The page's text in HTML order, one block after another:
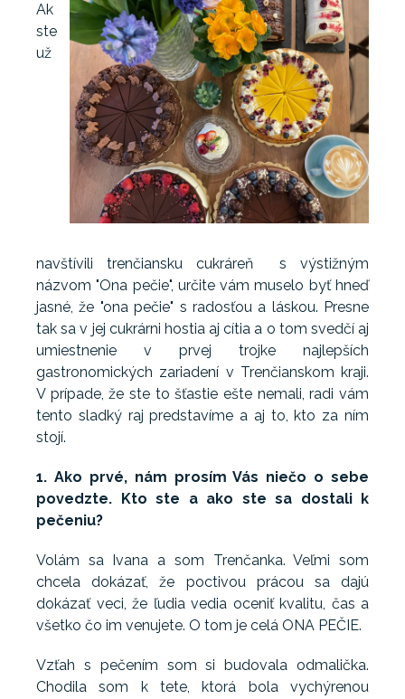
Ak
ste
už
navštívili trenčiansku cukráreň s výstižným
názvom "Ona pečie", určite vám muselo byť hneď
jasné, že "ona pečie" s radosťou a láskou. Presne
tak sa v jej cukrárni hostia aj cítia a o tom svedčí aj
umiestnenie v prvej trojke najlepších
gastronomických zariadení v Trenčianskom kraji.
V prípade, že ste to šťastie ešte nemali, radi vám
tento sladký raj predstavíme a aj to, kto za ním
stojí.
1. Ako prvé, nám prosím Vás niečo o sebe
povedzte. Kto ste a ako ste sa dostali k
pečeniu?
Volám sa Ivana a som Trenčanka. Veľmi som
chcela dokázať, že poctivou prácou sa dajú
dokázať veci, že ľudia vedia oceniť kvalitu, čas a
všetko čo im venujete. O tom je celá ONA PEČIE.
Vzťah s pečením som si budovala odmalička.
Chodila som k tete, ktorá bola vychýrenou